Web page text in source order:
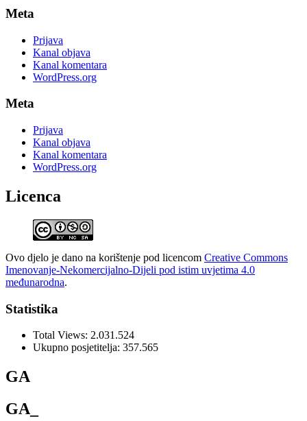
Meta
Prijava
Kanal objava
Kanal komentara
WordPress.org
Meta
Prijava
Kanal objava
Kanal komentara
WordPress.org
Licenca
Ovo djelo je dano na korištenje pod licencom Creative Commons
Imenovanje-Nekomercijalno-Dijeli pod istim uvjetima 4.0
međunarodna.
Statistika
Total Views: 2.031.524
Ukupno posjetitelja: 357.565
GA
GA_